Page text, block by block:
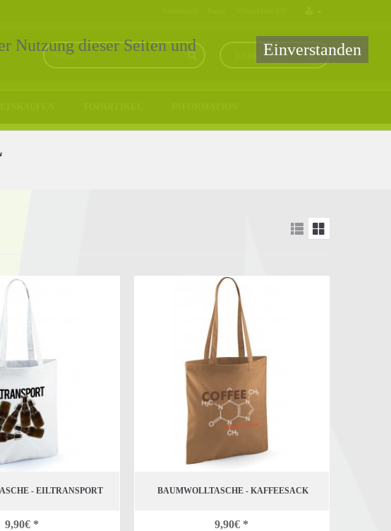
0 Artikel - 0,00€ *
- EILTRANSPORT
9,90€ *
BAUMWOLLTASCHE - KAFFEESACK
9,90€ *
Einverstanden
Nutzung dieser Seiten und